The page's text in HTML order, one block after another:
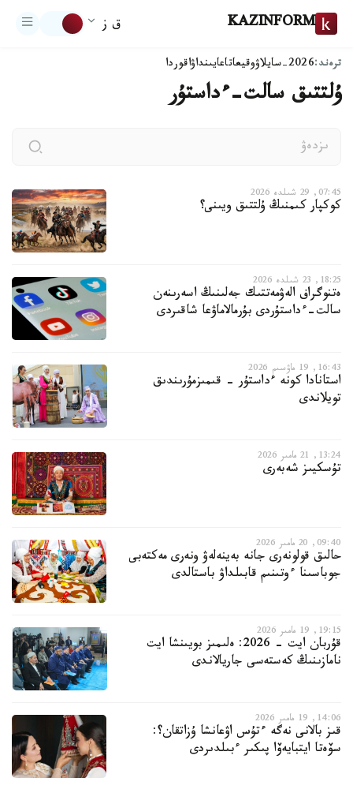
KAZINFORM ق ز
ترەند:2026-سايلاۋ وقيعاتاعايىنداۋاقوردا
ۇلتتىق سالت-ءداستۇر
07:45, 29 شىلدە 2026
كوكپار كىمنىڭ ۇلتتىق ويىنى؟
18:25, 23 شىلدە 2026
ەتنوگراف الەۋمەتتىك جەلىنىڭ اسەرىنەن
سالت-ءداستۇردى بۇرمالاماۋعا شاقىردى
16:43, 19 ماۋسىم 2026
استانادا كونە ءداستۇر - قىمىزمۇرىندىق
تويلاندى
13:24, 21 مامىر 2026
تۇسكيىز شەبەرى
09:40, 20 مامىر 2026
حالىق قولونەرى جانە بەينەلەۋ ونەرى مەكتەبى
جوباسىنا ءوتىنىم قابىلداۋ باستالدى
19:15, 19 مامىر 2026
قۇربان ايت - 2026: ەلىمىز بويىنشا ايت
نامازىنىڭ كەستەسى جاريالاندى
14:06, 19 مامىر 2026
قىز بالانى نەگە ءتۇس اۋعانشا ۇزاتقان؟:
سۆەتا ايتبايەۆا پىكىر ءبىلدىردى